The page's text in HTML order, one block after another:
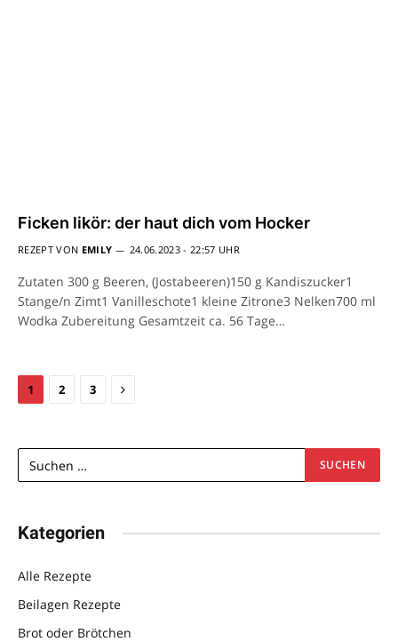
Ficken likör: der haut dich vom Hocker
REZEPT VON EMILY 24.06.2023 - 22:57 UHR
Zutaten 300 g Beeren, (Jostabeeren)150 g Kandiszucker1
Stange/n Zimt1 Vanilleschote1 kleine Zitrone3 Nelken700 ml
Wodka Zubereitung Gesamtzeit ca. 56 Tage…
1 2 3 Next
Kategorien
Alle Rezepte
Beilagen Rezepte
Brot oder Brötchen